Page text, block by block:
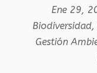
Ene 29,
Biodiversidad
Gestión